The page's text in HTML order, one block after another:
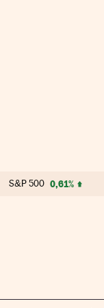
S&P 500 0,61%